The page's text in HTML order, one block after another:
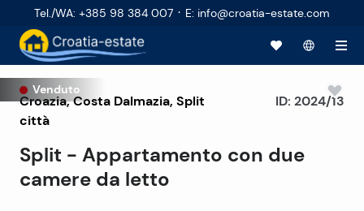
Tel./WA: +385 98 384 007 · E: info@croatia-estate.com
Venduto
Croazia,Costa Dalmazia, Split
città
Split - Appartamento con due
camere da letto
ID: 2024/13